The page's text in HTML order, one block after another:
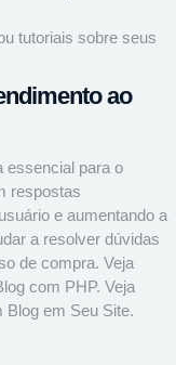
tutoriais sobre seus
ao
essencial para o
respostas
e aumentando a
a resolver dúvidas
de compra. Veja
com PHP. Veja
Blog em Seu Site.